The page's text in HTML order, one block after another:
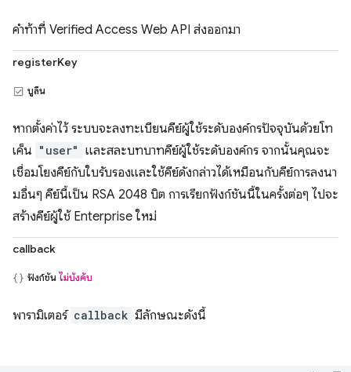
คำท้าที่ Verified Access Web API ส่งออกมา
registerKey
บูลีน
หากตั้งค่าไว้ ระบบจะลงทะเบียนคีย์ผู้ใช้ระดับองค์กรปัจจุบันด้วยโท
เค็น "user" และสละบทบาทคีย์ผู้ใช้ระดับองค์กร จากนั้นคุณจะ
เชื่อมโยงคีย์กับใบรับรองและใช้คีย์ดังกล่าวได้เหมือนกับคีย์การลงนา
มอื่นๆ คีย์นี้เป็น RSA 2048 บิต การเรียกฟังก์ชันนี้ในครั้งต่อๆ ไปจะ
สร้างคีย์ผู้ใช้ Enterprise ใหม่
callback
ฟังก์ชัน ไม่บังคับ
พารามิเตอร์ callback มีลักษณะดังนี้